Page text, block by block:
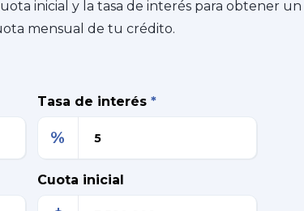
inicial y la tasa de interés para obtener un
mensual de tu crédito.
Tasa de interés *
%
Cuota inicial